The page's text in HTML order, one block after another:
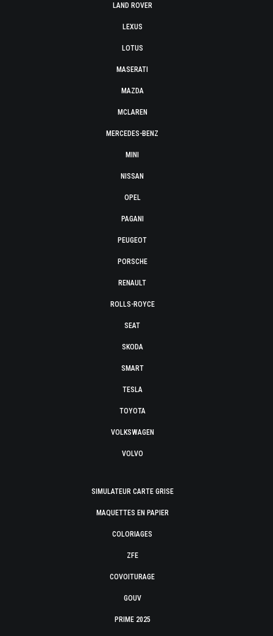
LAND ROVER
LEXUS
LOTUS
MASERATI
MAZDA
MCLAREN
MERCEDES-BENZ
MINI
NISSAN
OPEL
PAGANI
PEUGEOT
PORSCHE
RENAULT
ROLLS-ROYCE
SEAT
SKODA
SMART
TESLA
TOYOTA
VOLKSWAGEN
VOLVO
SIMULATEUR CARTE GRISE
MAQUETTES EN PAPIER
COLORIAGES
ZFE
COVOITURAGE
GOUV
PRIME 2025